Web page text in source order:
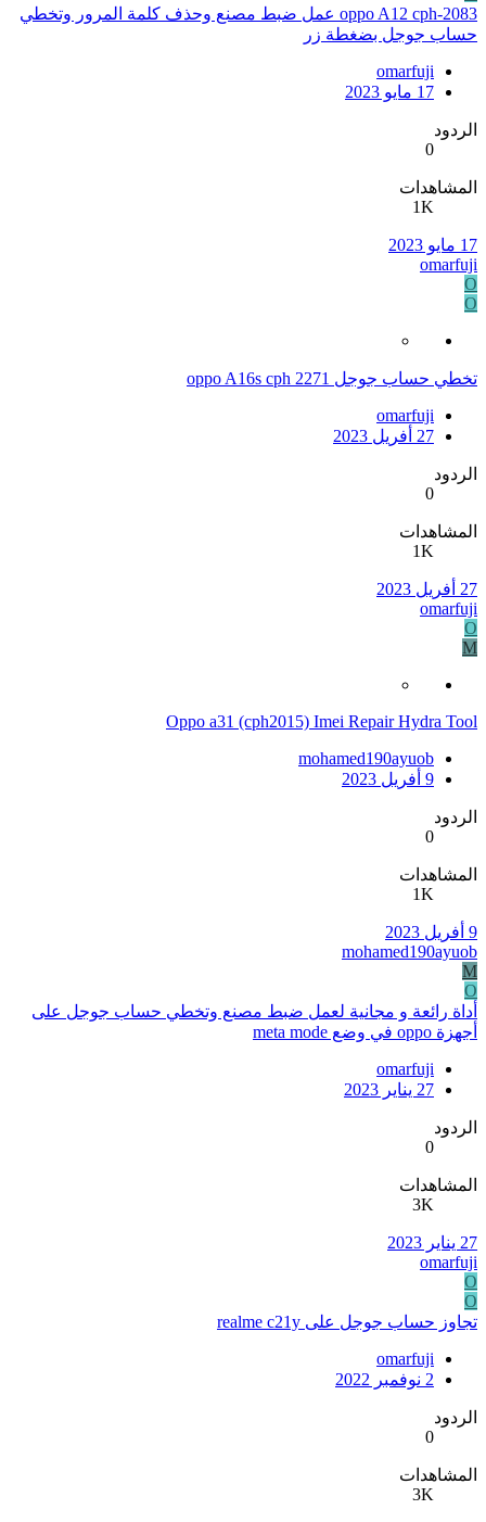
oppo A12 cph-2083 عمل ضبط مصنع وحذف كلمة المرور وتخطي
حساب جوجل بضغطة زر
omarfuji
17 مايو 2023
الردود
0
المشاهدات
1K
17 مايو 2023
omarfuji
O
O
تخطي حساب جوجل oppo A16s cph 2271
omarfuji
27 أفريل 2023
الردود
0
المشاهدات
1K
27 أفريل 2023
omarfuji
O
M
Oppo a31 (cph2015) Imei Repair Hydra Tool
mohamed190ayuob
9 أفريل 2023
الردود
0
المشاهدات
1K
9 أفريل 2023
mohamed190ayuob
M
O
أداة رائعة و مجانية لعمل ضبط مصنع وتخطي حساب جوجل على
أجهزة oppo في وضع meta mode
omarfuji
27 يناير 2023
الردود
0
المشاهدات
3K
27 يناير 2023
omarfuji
O
O
تجاوز حساب جوجل على realme c21y
omarfuji
2 نوفمبر 2022
الردود
0
المشاهدات
3K